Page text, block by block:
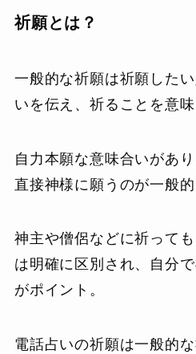
祈願とは？
一般的な祈願は祈願した
いを伝え、祈ることを意味
自力本願な意味合いがあ
直接神様に願うのが一般的
神主や僧侶などに祈って
は明確に区別され、自分
がポイント。
電話占いの祈願は一般的